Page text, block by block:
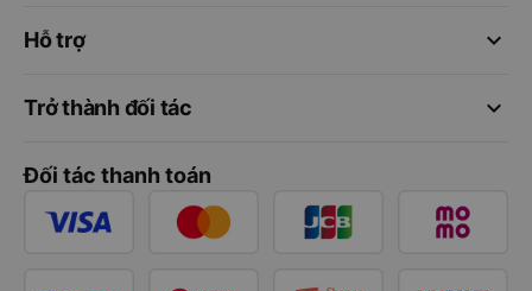
keyboard_arrow_down
Hỗ trợ
keyboard_arrow_down
Trở thành đối tác
Đối tác thanh toán